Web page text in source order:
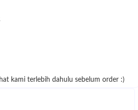
kami terlebih dahulu sebelum order :)